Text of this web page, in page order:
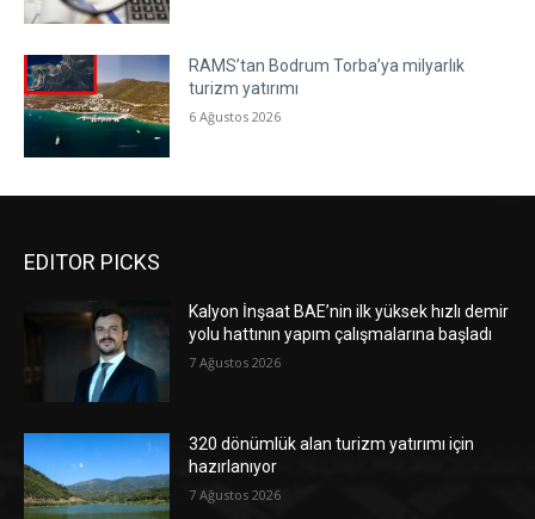
RAMS’tan Bodrum Torba’ya milyarlık
turizm yatırımı
6 Ağustos 2026
EDITOR PICKS
Kalyon İnşaat BAE’nin ilk yüksek hızlı demir
yolu hattının yapım çalışmalarına başladı
7 Ağustos 2026
320 dönümlük alan turizm yatırımı için
hazırlanıyor
7 Ağustos 2026